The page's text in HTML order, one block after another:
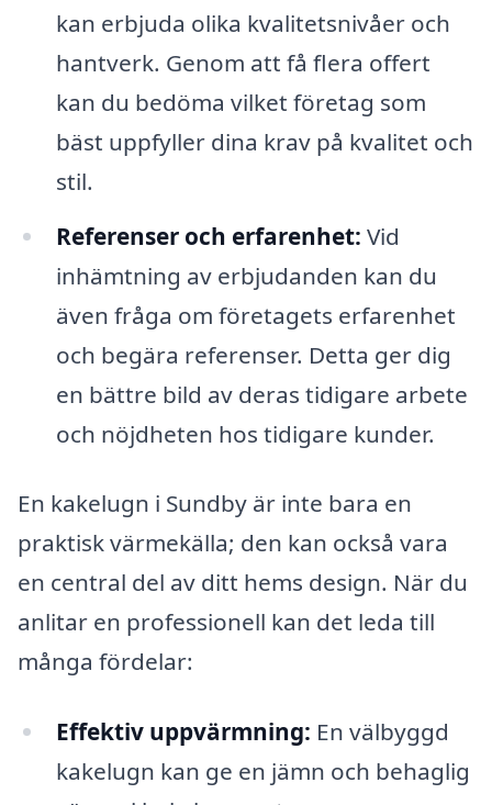
kan erbjuda olika kvalitetsnivåer och
hantverk. Genom att få flera offert
kan du bedöma vilket företag som
bäst uppfyller dina krav på kvalitet och
stil.
Referenser och erfarenhet: Vid
inhämtning av erbjudanden kan du
även fråga om företagets erfarenhet
och begära referenser. Detta ger dig
en bättre bild av deras tidigare arbete
och nöjdheten hos tidigare kunder.
En kakelugn i Sundby är inte bara en
praktisk värmekälla; den kan också vara
en central del av ditt hems design. När du
anlitar en professionell kan det leda till
många fördelar:
Effektiv uppvärmning: En välbyggd
kakelugn kan ge en jämn och behaglig